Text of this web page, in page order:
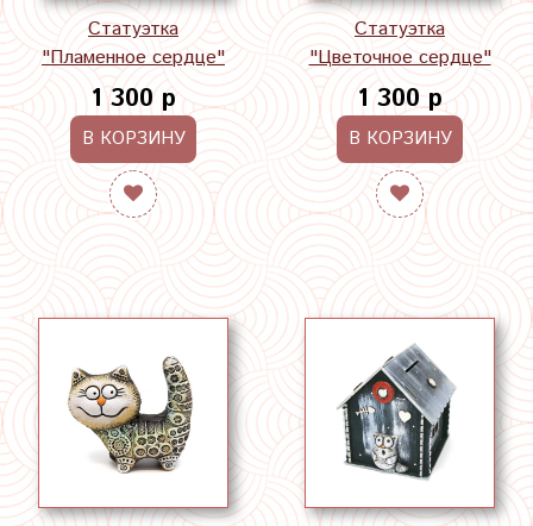
Статуэтка
"Пламенное сердце"
1 300 р
В КОРЗИНУ
Статуэтка
"Цветочное сердце"
1 300 р
В КОРЗИНУ